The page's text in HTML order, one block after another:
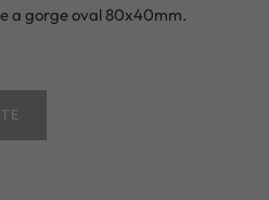
a gorge oval 80x40mm.